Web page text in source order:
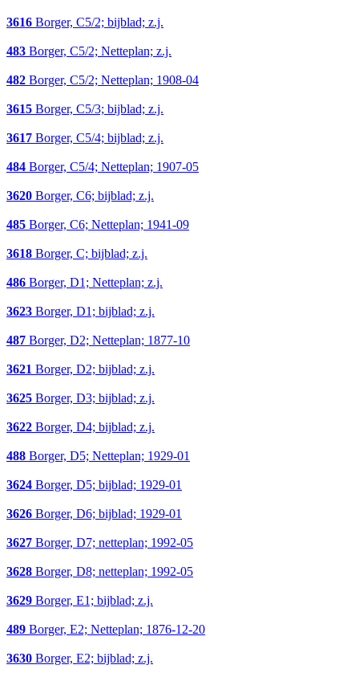
3616 Borger, C5/2; bijblad; z.j.
483 Borger, C5/2; Netteplan; z.j.
482 Borger, C5/2; Netteplan; 1908-04
3615 Borger, C5/3; bijblad; z.j.
3617 Borger, C5/4; bijblad; z.j.
484 Borger, C5/4; Netteplan; 1907-05
3620 Borger, C6; bijblad; z.j.
485 Borger, C6; Netteplan; 1941-09
3618 Borger, C; bijblad; z.j.
486 Borger, D1; Netteplan; z.j.
3623 Borger, D1; bijblad; z.j.
487 Borger, D2; Netteplan; 1877-10
3621 Borger, D2; bijblad; z.j.
3625 Borger, D3; bijblad; z.j.
3622 Borger, D4; bijblad; z.j.
488 Borger, D5; Netteplan; 1929-01
3624 Borger, D5; bijblad; 1929-01
3626 Borger, D6; bijblad; 1929-01
3627 Borger, D7; netteplan; 1992-05
3628 Borger, D8; netteplan; 1992-05
3629 Borger, E1; bijblad; z.j.
489 Borger, E2; Netteplan; 1876-12-20
3630 Borger, E2; bijblad; z.j.